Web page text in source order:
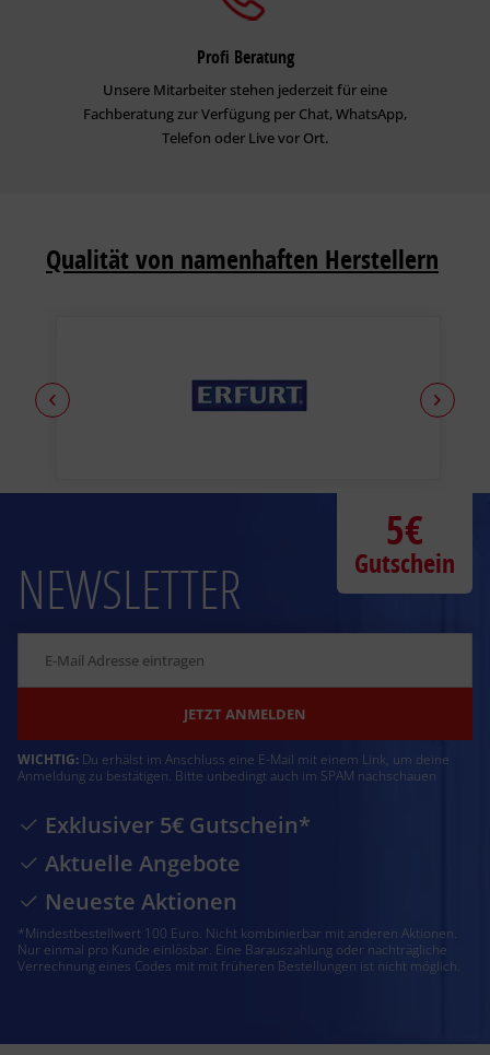
Profi Beratung
Unsere Mitarbeiter stehen jederzeit für eine
Fachberatung zur Verfügung per Chat, WhatsApp,
Telefon oder Live vor Ort.
Qualität von namenhaften Herstellern
NEWSLETTER
JETZT ANMELDEN
WICHTIG: Du erhälst im Anschluss eine E-Mail mit einem Link, um deine
Anmeldung zu bestätigen. Bitte unbedingt auch im SPAM nachschauen
Exklusiver 5€ Gutschein*
Aktuelle Angebote
Neueste Aktionen
*Mindestbestellwert 100 Euro. Nicht kombinierbar mit anderen Aktionen.
Nur einmal pro Kunde einlösbar. Eine Barauszahlung oder nachträgliche
Verrechnung eines Codes mit mit früheren Bestellungen ist nicht möglich.
5€
Gutschein